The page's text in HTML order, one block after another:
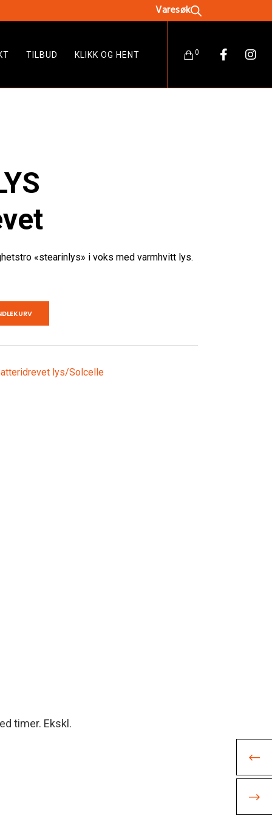
0
TILBUD KLIKK OG HENT
«stearinlys» i voks med varmhvitt lys.
lys/Solcelle
timer. Ekskl.